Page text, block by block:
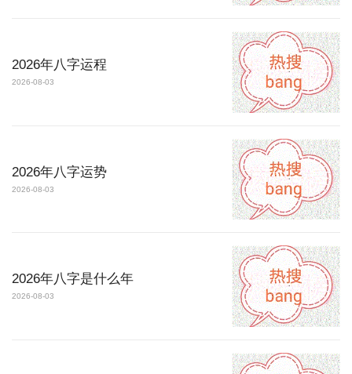
2026年八字运程
2026-08-03
2026年八字运势
2026-08-03
2026年八字是什么年
2026-08-03